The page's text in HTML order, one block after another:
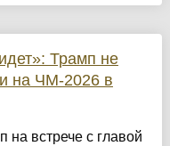
Трамп не
на ЧМ-2026 в
встрече с главой